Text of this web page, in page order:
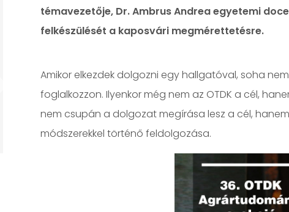
témavezetője, Dr. Ambrus Andrea egyetemi
felkészülését a kaposvári megmérettetésre.
Amikor elkezdek dolgozni egy hallgatóval, soha
foglalkozzon. Ilyenkor még nem az OTDK a cél,
nem csupán a dolgozat megírása lesz a cél,
módszerekkel történő feldolgozása.